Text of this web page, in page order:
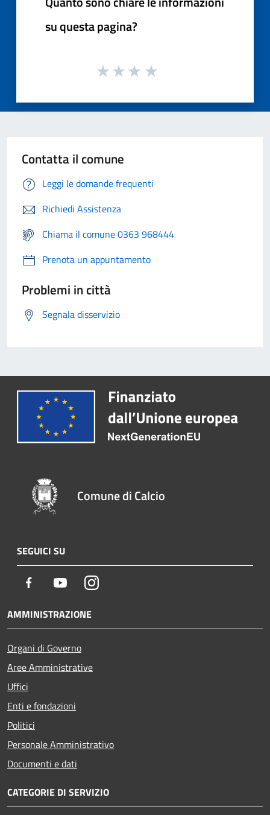
su questa pagina?
Contatta il comune
Leggi le domande frequenti
Richiedi Assistenza
Chiama il comune 0363 968444
Prenota un appuntamento
Problemi in città
Segnala disservizio
Comune di Calcio
SEGUICI SU
Facebook YoutubeInstagram
AMMINISTRAZIONE
Organi di Governo
Aree Amministrative
Uffici
Enti e fondazioni
Politici
Personale Amministrativo
Documenti e dati
CATEGORIE DI SERVIZIO